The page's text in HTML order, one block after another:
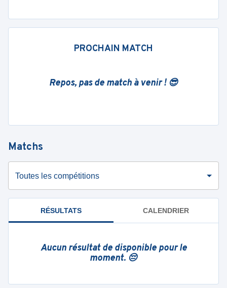
PROCHAIN MATCH
Repos, pas de match à venir ! 😎
Matchs
Toutes les compétitions
RÉSULTATS CALENDRIER
Aucun résultat de disponible pour le
moment. 😔